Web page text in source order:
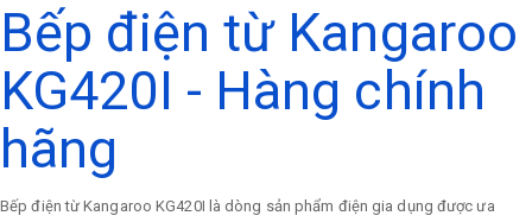
Bếp điện từ Kangaroo
KG420I - Hàng chính
hãng
Bếp điện từ Kangaroo KG420I là dòng sản phẩm điện gia dụng được ưa